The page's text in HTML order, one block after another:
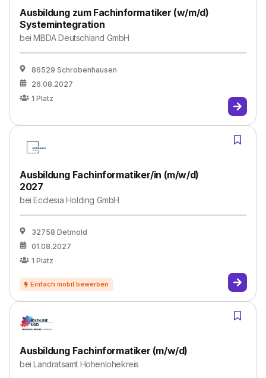
Ausbildung zum Fachinformatiker (w/m/d)
Systemintegration
beiMBDA Deutschland GmbH
86529 Schrobenhausen
26.08.2027
1 Platz
Ausbildung Fachinformatiker/in (m/w/d)
2027
beiEcclesia Holding GmbH
32758 Detmold
01.08.2027
1 Platz
Ausbildung Fachinformatiker (m/w/d)
beiLandratsamt Hohenlohekreis